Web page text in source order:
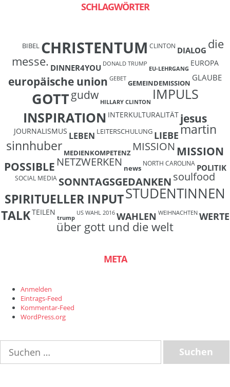
SCHLAGWÖRTER
BIBEL CHRISTENTUM CLINTON DIALOG die
messe. DINNER4YOU DONALD TRUMP
EU-LEHRGANG
EUROPA
europäische union GEBET GEMEINDEMISSION
GLAUBE
GOTTgudw HILLARY CLINTON IMPULS
INSPIRATION INTERKULTURALITÄT jesus
JOURNALISMUS LEBEN LEITERSCHULUNG LIEBEmartin
sinnhuber MEDIENKOMPETENZ MISSION MISSION
POSSIBLE NETZWERKEN news
NORTH CAROLINA POLITIK
SOCIAL MEDIA SONNTAGSGEDANKENsoulfood
SPIRITUELLER INPUTSTUDENTINNEN
TALKTEILEN
trump
US WAHL 2016 WAHLEN WEIHNACHTEN WERTE
über gott und die welt
META
Anmelden
Eintrags-Feed
Kommentar-Feed
WordPress.org
nach: